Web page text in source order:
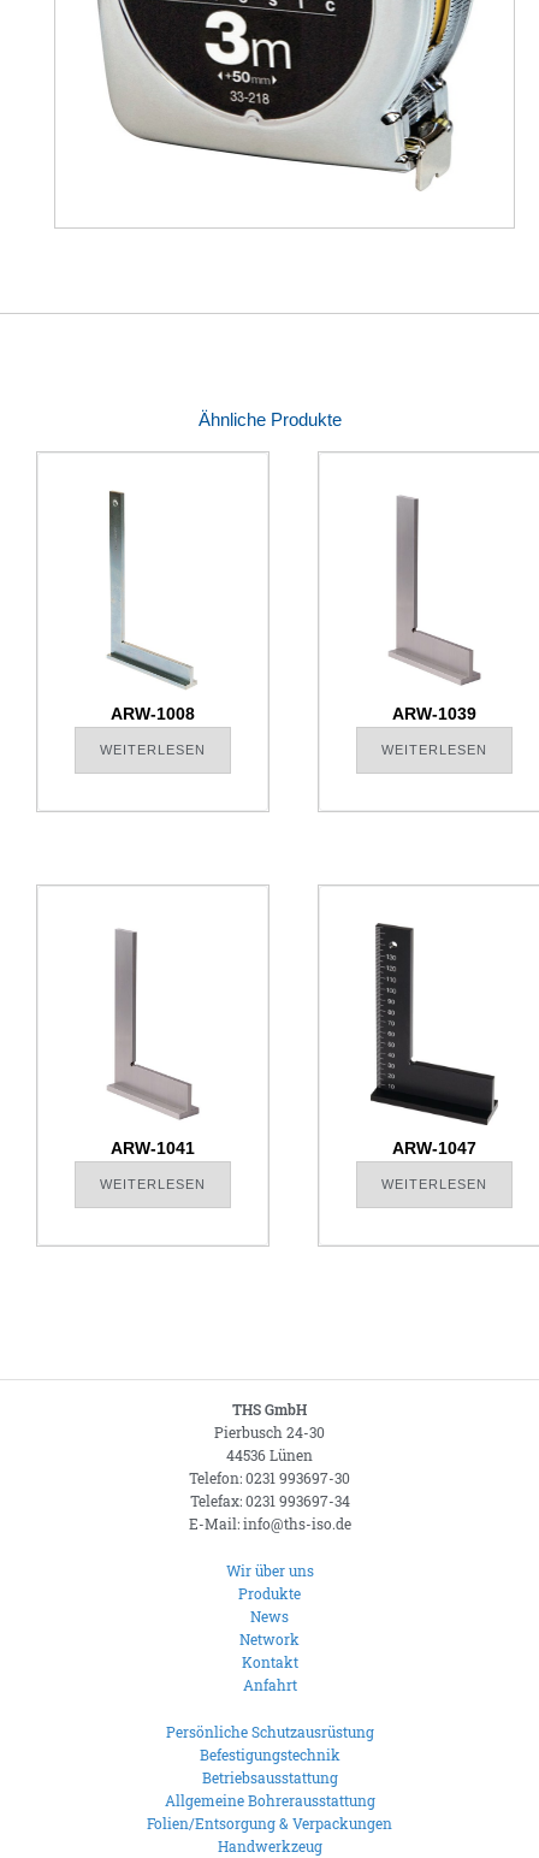
Ähnliche Produkte
ARW-1008
WEITERLESEN
ARW-1039
WEITERLESEN
ARW-1041
WEITERLESEN
ARW-1047
WEITERLESEN
THS GmbH
Pierbusch 24-30
44536 Lünen
Telefon: 0231 993697-30
Telefax: 0231 993697-34
E-Mail: info@ths-iso.de
Wir über uns
Produkte
News
Network
Kontakt
Anfahrt
Persönliche Schutzausrüstung
Befestigungstechnik
Betriebsausstattung
Allgemeine Bohrerausstattung
Folien/Entsorgung & Verpackungen
Handwerkzeug